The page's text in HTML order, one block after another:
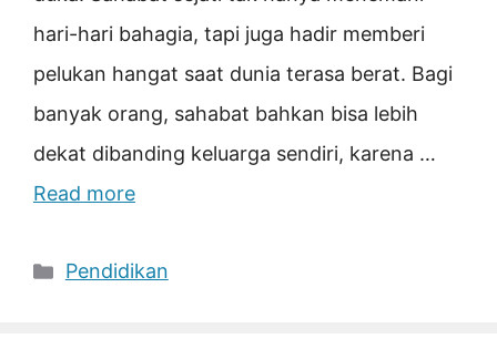
hari-hari bahagia, tapi juga hadir memberi
pelukan hangat saat dunia terasa berat. Bagi
banyak orang, sahabat bahkan bisa lebih
dekat dibanding keluarga sendiri, karena …
Read more
Categories
Pendidikan